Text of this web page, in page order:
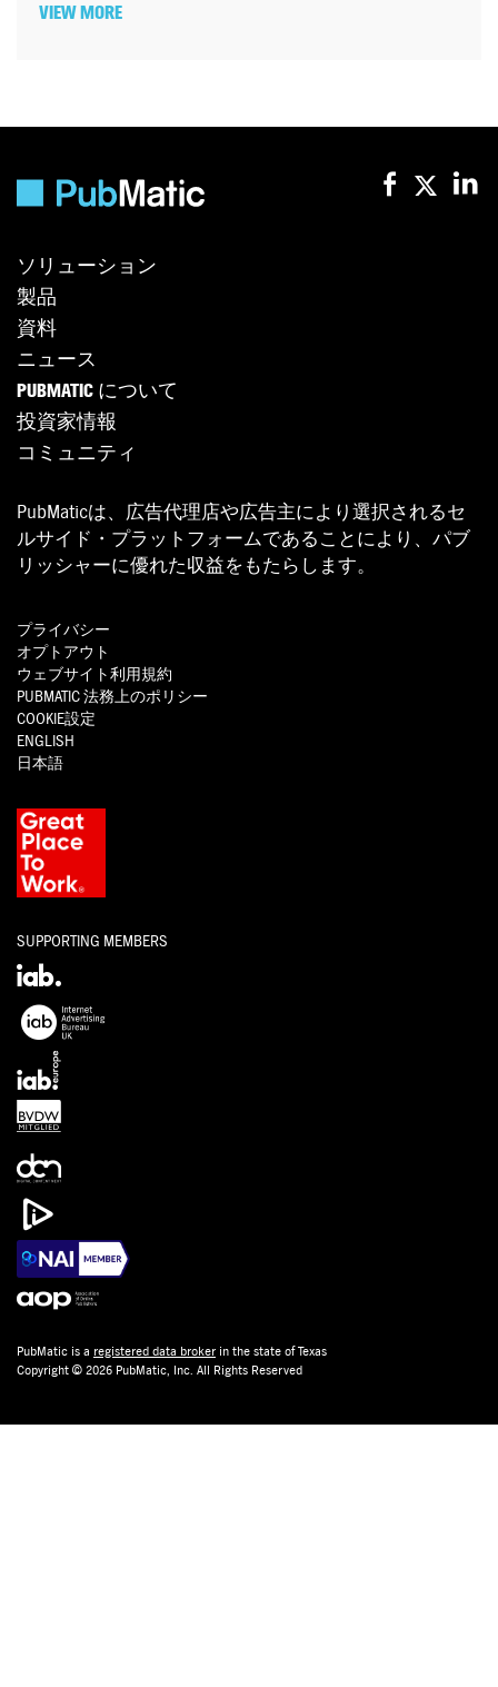
VIEW MORE
ソリューション
製品
資料
ニュース
PUBMATIC について
投資家情報
コミュニティ
PubMaticは、広告代理店や広告主により選択されるセ
ルサイド・プラットフォームであることにより、パブ
リッシャーに優れた収益をもたらします。
プライバシー
オプトアウト
ウェブサイト利用規約
PUBMATIC 法務上のポリシー
COOKIE設定
ENGLISH
日本語
SUPPORTING MEMBERS
PubMatic is a registered data broker in the state of Texas
Copyright © 2026 PubMatic, Inc. All Rights Reserved